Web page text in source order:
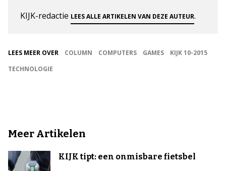
KIJK-redactie LEES ALLE ARTIKELEN VAN DEZE AUTEUR.
LEES MEER OVER COLUMN COMPUTERS GAMES
KIJK 10-2015
TECHNOLOGIE
Meer Artikelen
KIJK tipt: een onmisbare fietsbel